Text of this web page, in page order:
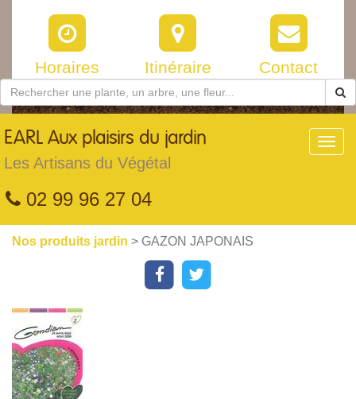
Horaires Itinéraire Contact
EARL Aux plaisirs du jardin
Les Artisans du Végétal
02 99 96 27 04
Nos produits jardin > GAZON JAPONAIS